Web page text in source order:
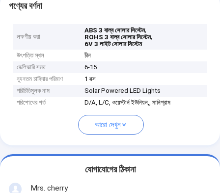
পণ্যের বর্ণনা
লক্ষণীয় করা
ABS 3 বাল্ব সোলার সিস্টেম,
ROHS 3 বাল্ব সোলার সিস্টেম,
6V 3 লাইট সোলার সিস্টেম
উৎপত্তি স্থল
চীন
ডেলিভারি সময়
6-15
ন্যূনতম চাহিদার পরিমাণ
1 বক্স
পরিচিতিমুলক নাম
Solar Powered LED Lights
পরিশোধের শর্ত
D/A, L/C, ওয়েস্টার্ন ইউনিয়ন,, মানিগ্রাম
আরো দেখুন
যোগাযোগের ঠিকানা
Mrs. cherry